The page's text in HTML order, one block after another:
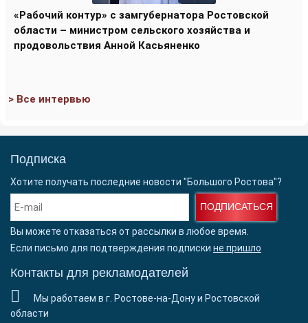
«Рабочий контур» с замгубернатора Ростовской
области – министром сельского хозяйства и
продовольствия Анной Касьяненко
> Все интервью
Подписка
Хотите получать последние новости "Большого Ростова"?
ПОДПИСАТЬСЯ
Вы можете отказаться от рассылки в любое время.
Если письмо для подтверждения подписки не пришло
Контакты для рекламодателей
Мы работаем в г. Ростове-на-Дону и Ростовской
области